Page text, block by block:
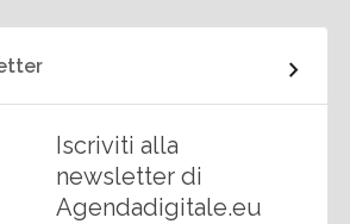
Iscriviti alla
newsletter di
Agendadigitale.eu